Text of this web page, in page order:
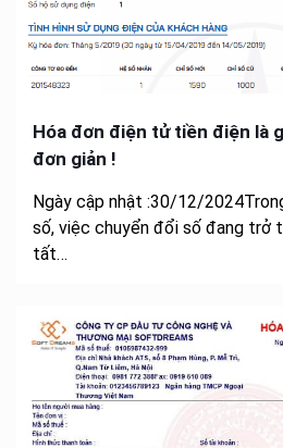
Hóa đơn điện tử tiền điện là
đơn giản !
Ngày cập nhật :30/12/
số, việc chuyển đổi số đang trở
tất…